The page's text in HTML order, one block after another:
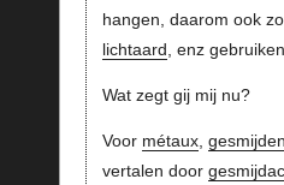
hangen, daarom ook
lichtaard , enz gebruiken.
Wat zegt gij mij nu?
Voor métaux, gesmijden
vertalen door